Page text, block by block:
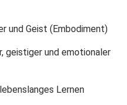
und Geist (Embodiment)
geistiger und emotionaler
Lernen